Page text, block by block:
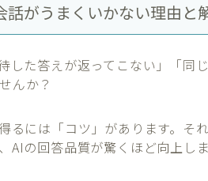
話がうまくいかない理由と
した答えが返ってこない」「同
んか？
るには「コツ」があります。そ
AIの回答品質が驚くほど向上しま